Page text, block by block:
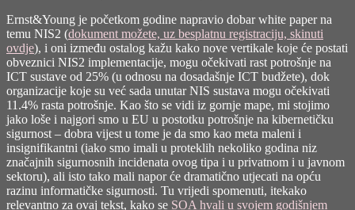
Ernst&Young je početkom godine napravio dobar white paper na
temu NIS2 (dokument možete, uz besplatnu registraciju, skinuti
ovdje), i oni između ostalog kažu kako nove vertikale koje će postati
obveznici NIS2 implementacije, mogu očekivati rast potrošnje na
ICT sustave od 25% (u odnosu na dosadašnje ICT budžete), dok
organizacije koje su već sada unutar NIS sustava mogu očekivati
11.4% rasta potrošnje. Kao što se vidi iz gornje mape, mi stojimo
jako loše i najgori smo u EU u postotku potrošnje na kibernetičku
sigurnost – dobra vijest u tome je da smo kao meta maleni i
insignifikantni (iako smo imali u proteklih nekoliko godina niz
značajnih sigurnosnih incidenata ovog tipa i u privatnom i u javnom
sektoru), ali isto tako mali napor će dramatično utjecati na opću
razinu informatičke sigurnosti. Tu vrijedi spomenuti, itekako
relevantno za ovaj tekst, kako se SOA hvali u svojem godišnjem